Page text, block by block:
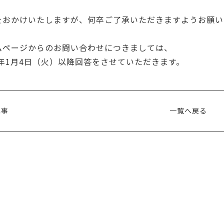
かけいたしますが、何卒ご了承いただきますようお願
ージからのお問い合わせにつきましては、
4日（火）以降回答をさせていただきます。
一覧へ戻る